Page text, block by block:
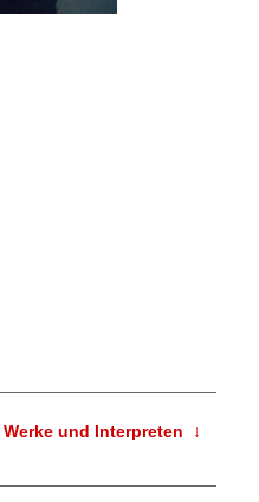
Werke und Interpreten ↓